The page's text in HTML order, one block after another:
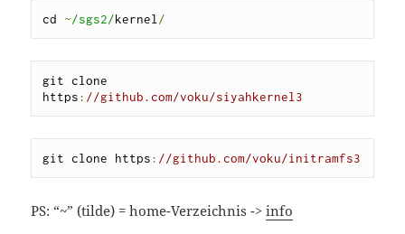
cd ~/sgs2/kernel/
git clone
https: //github.com/voku/siyahkernel3
git clone https: //github.com/voku/initramfs3
PS: “~” (tilde) = home-Verzeichnis ->info